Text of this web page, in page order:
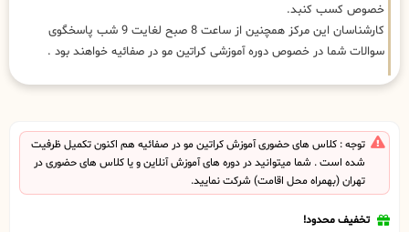
خصوص کسب کنبد.
کارشناسان این مرکز همچنین از ساعت 8 صبح لغایت 9 شب پاسخگوی
سوالات شما در خصوص دوره آموزشی کراتین مو در صفائیه خواهند بود .
توجه : کلاس های حضوری آموزش کراتین مو در صفائیه هم اکنون تکمیل ظرفیت
شده است . شما میتوانید در دوره های آموزش آنلاین و یا کلاس های حضوری در
تهران (بهمراه محل اقامت) شرکت نمایید.
تخفیف محدود!